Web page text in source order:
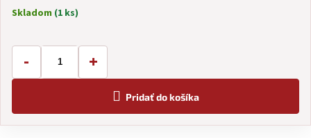
Jednotková
Skladom (1 ks)
- +
Pridať do košíka